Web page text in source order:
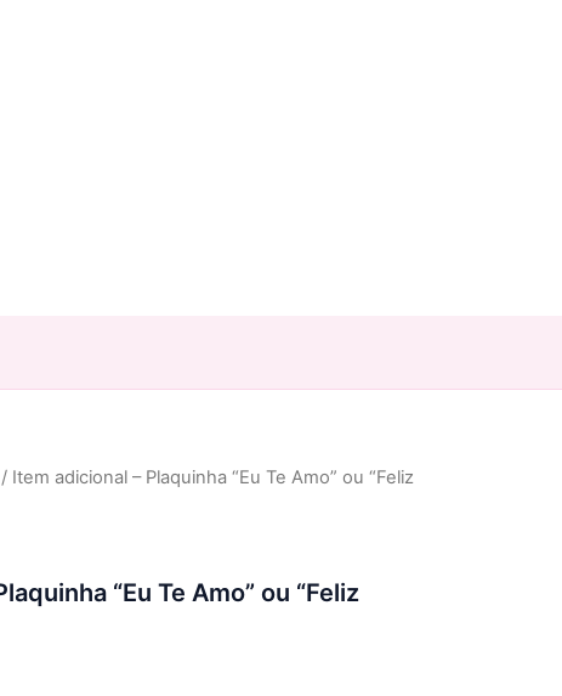
/ Item adicional – Plaquinha “Eu Te Amo” ou “Feliz
“Eu Te Amo” ou “Feliz